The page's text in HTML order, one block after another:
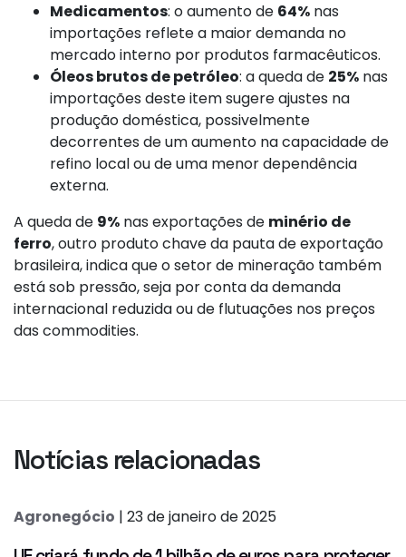
Medicamentos: o aumento de 64% nas
importações reflete a maior demanda no
mercado interno por produtos farmacêuticos.
Óleos brutos de petróleo: a queda de 25% nas
importações deste item sugere ajustes na
produção doméstica, possivelmente
decorrentes de um aumento na capacidade de
refino local ou de uma menor dependência
externa.
A queda de 9% nas exportações de minério de
ferro, outro produto chave da pauta de exportação
brasileira, indica que o setor de mineração também
está sob pressão, seja por conta da demanda
internacional reduzida ou de flutuações nos preços
das commodities.
Notícias relacionadas
Agronegócio | 23 de janeiro de 2025